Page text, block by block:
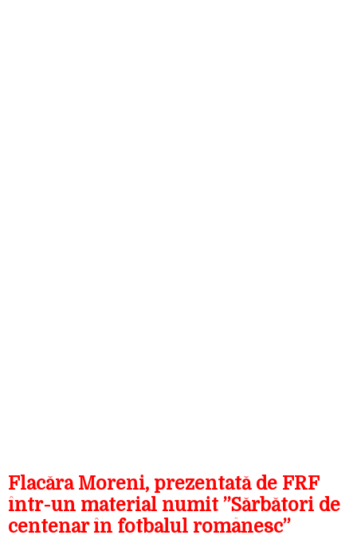
Flacăra Moreni, prezentată de FRF
într-un material numit ”Sărbători de
centenar în fotbalul românesc”